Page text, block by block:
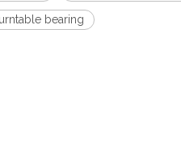
bearing